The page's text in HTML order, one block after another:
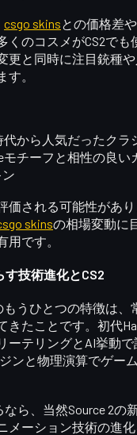
csgo skinsとの価格差
くのコスメがCS2でも
更と同時に注目銃種
す。
代から人気だったクラ
モチーフと相性の良い
価される可能性があ
skinsの相場変動に
用です。
技術進化とCS2
うひとつの特徴は、
きた ことです。初代
ーテリングとAI挙動
ンと物理演算でゲー
なら、当然Source 2の
メーション技術の進